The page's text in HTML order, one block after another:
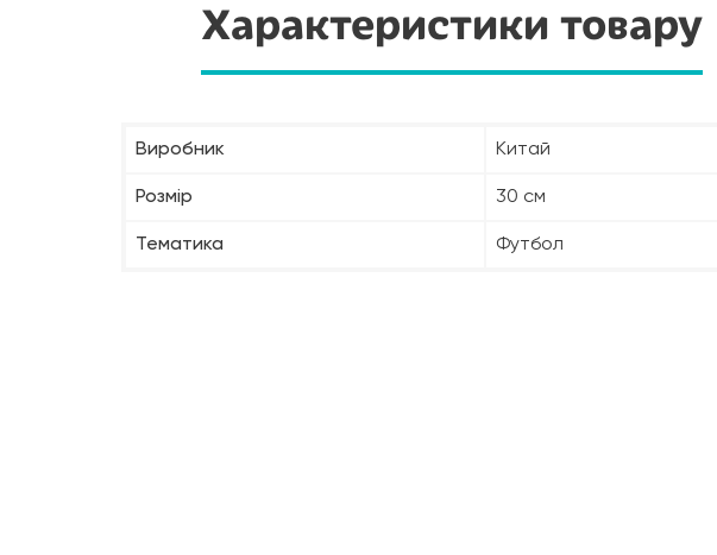
Характеристики товару
Виробник Китай
Розмір 30 см
Тематика Футбол